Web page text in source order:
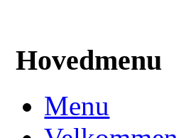
Hovedmenu
Menu